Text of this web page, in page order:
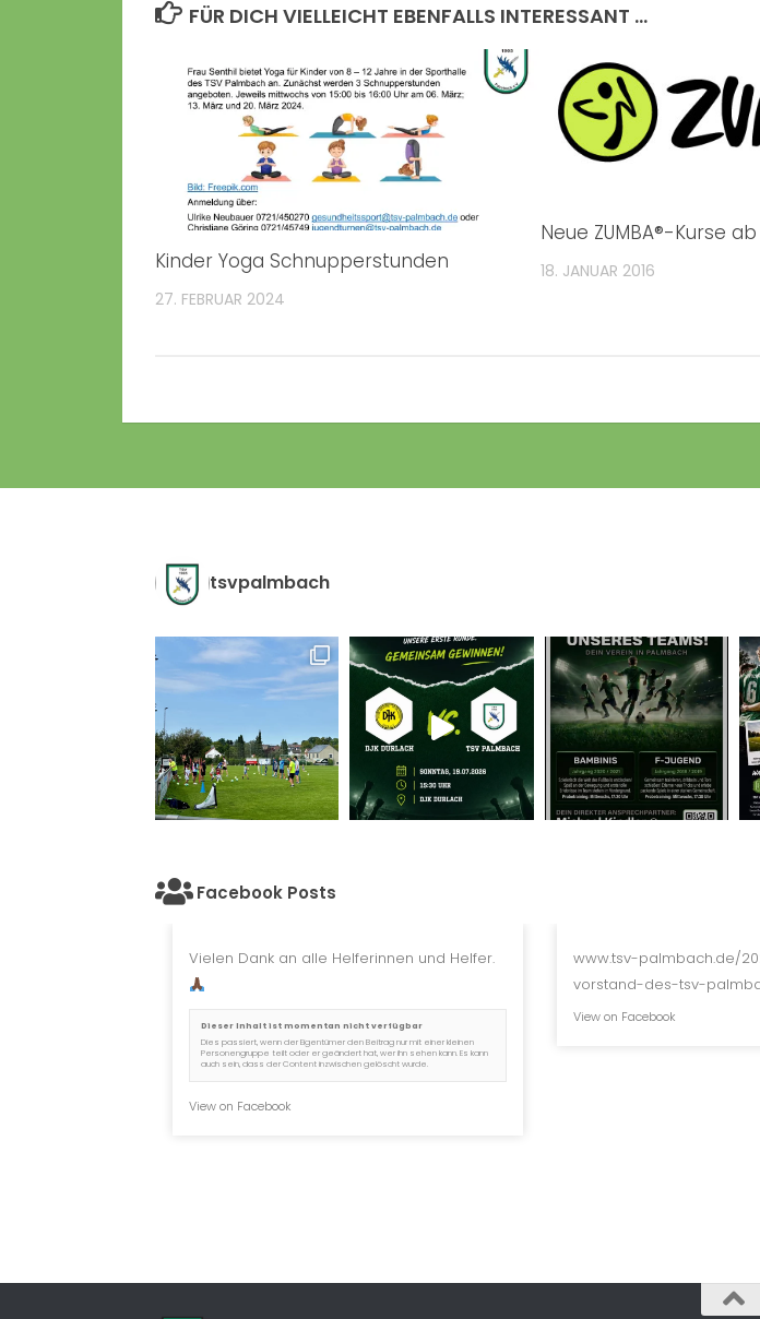
FÜR DICH VIELLEICHT EBENFALLS INTERESSANT …
Kinder Yoga Schnupperstunden
27. FEBRUAR 2024
Neue ZUMBA®-Kurse
18. JANUAR 2016
tsvpalmbach
Facebook Posts
Vielen Dank an alle Helferinnen und Helfer.
Dieser Inhalt ist momentan nicht verfügbar
Dies passiert, wenn der Eigentümer den Beitrag nur mit einer kleinen
Personengruppe teilt oder er geändert hat, wer ihn sehen kann. Es kann
auch sein, dass der Content inzwischen gelöscht wurde.
View on Facebook
www.tsv-palmbach.de/
vorstand-des-tsv-
View on Facebook